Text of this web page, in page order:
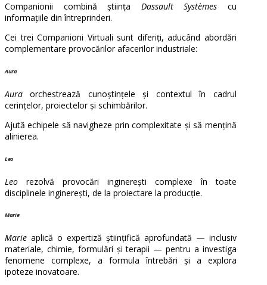
Companionii combină știința Dassault Systèmes cu
informațiile din întreprinderi.
Cei trei Companioni Virtuali sunt diferiți, aducând abordări
complementare provocărilor afacerilor industriale:
Aura
Aura orchestrează cunoștințele și contextul în cadrul
cerințelor, proiectelor și schimbărilor.
Ajută echipele să navigheze prin complexitate și să mențină
alinierea.
Leo
Leo rezolvă provocări inginerești complexe în toate
disciplinele inginerești, de la proiectare la producție.
Marie
Marie aplică o expertiză științifică aprofundată — inclusiv
materiale, chimie, formulări și terapii — pentru a investiga
fenomene complexe, a formula întrebări și a explora
ipoteze inovatoare.